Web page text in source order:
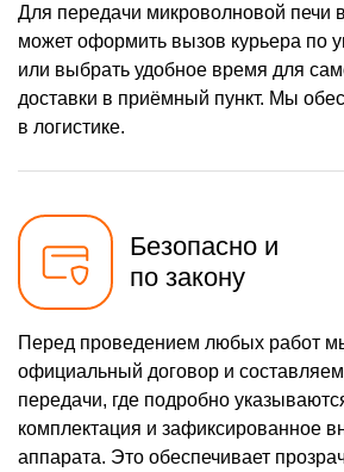
Для передачи микроволновой печи
может оформить вызов курьера по
или выбрать удобное время для
доставки в приёмный пункт. Мы
в логистике.
Безопасно и
по закону
Перед проведением любых работ
официальный договор и
передачи, где подробно
комплектация и зафиксированное
аппарата. Это обеспечивает